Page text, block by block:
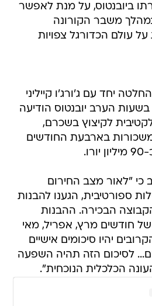
ביובנטוס, על מנת לאפשר
משבר הקורונה
עולם הכדורגל צפויות
יחד עם ג'ורג'ו קייליני
בשעות הערב יובנטוס הודיעה
לקיצוץ בשכרם,
בארבעת החודשים
כי "לאור מצב החירום
ספורטיבית, הגענו להבנות
הבכירה. ההבנות
חודשים מרץ, אפריל, מאי
הקרובים יהיו סיכומים אישיים
לסיכום הזה תהיה השפעה